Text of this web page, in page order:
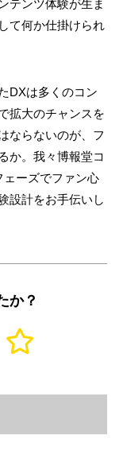
テンツ体験が生ま
て何か仕掛けられ
DXは多くのコン
拡大のチャンスを
ならないのが、フ
か。我々博報堂コ
ェーズでファン心
設計をお手伝いし
か？